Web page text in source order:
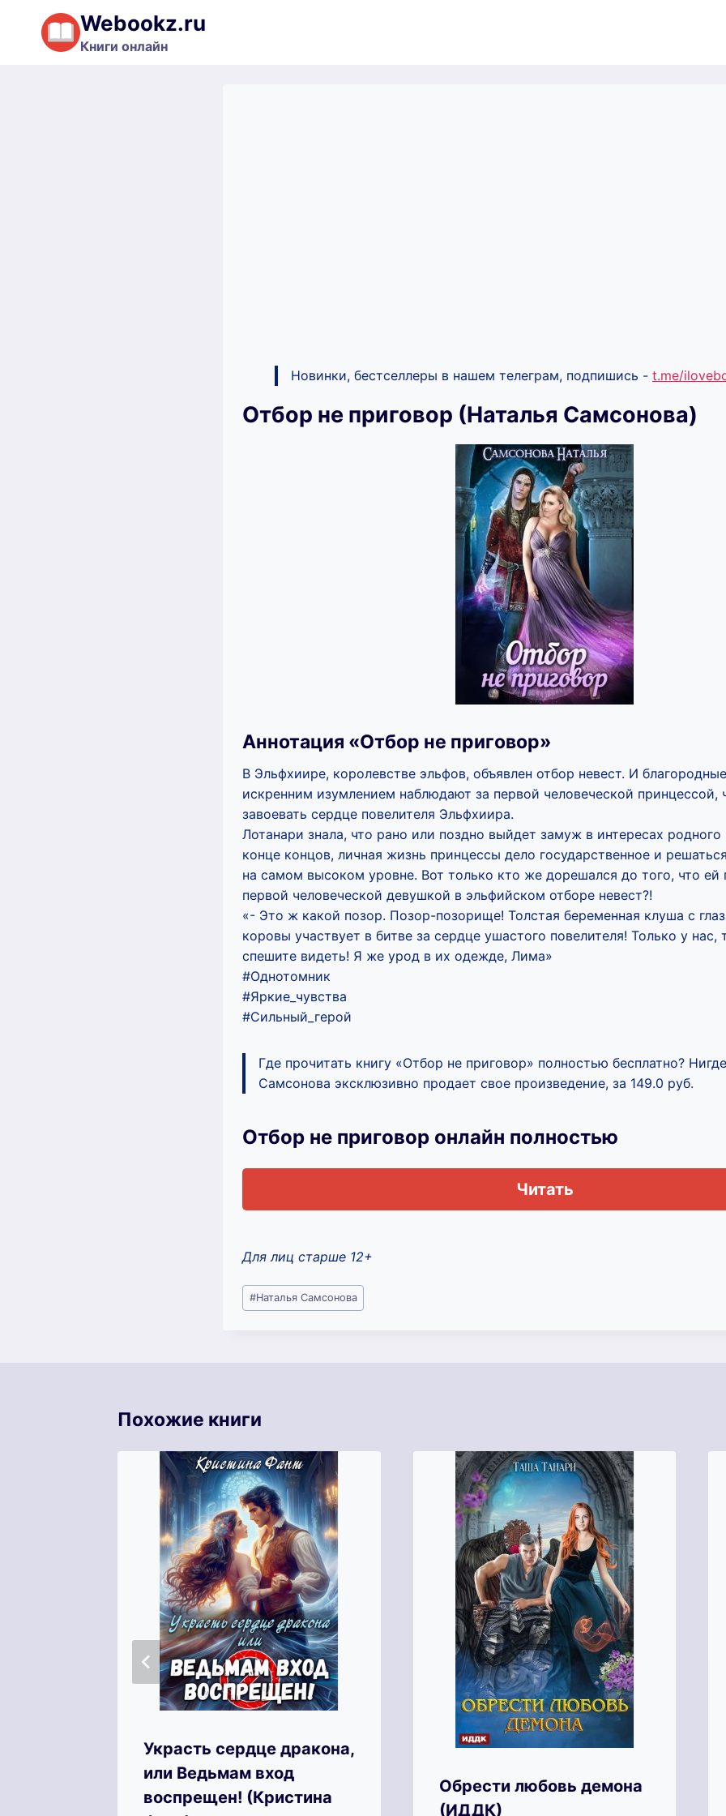
Перейти
содержимому
Webookz.ru
Книги онлайн
Новинки, бестселлеры в нашем телеграм, подпишись - t.me/
Отбор не приговор (Наталья Самсонова)
Аннотация «Отбор не приговор»
В Эльфхиире, королевстве эльфов, объявлен отбор невест. И
искренним изумлением наблюдают за первой человеческой принцессой,
завоевать сердце повелителя Эльфхиира.
Лотанари знала, что рано или поздно выйдет замуж в интересах родного
конце концов, личная жизнь принцессы дело государственное и
на самом высоком уровне. Вот только кто же дорешался до того, что ей
первой человеческой девушкой в эльфийском отборе невест?!
«- Это ж какой позор. Позор-позорище! Толстая беременная клуша с
коровы участвует в битве за сердце ушастого повелителя! Только у нас,
спешите видеть! Я же урод в их одежде, Лима»
#Однотомник
#Яркие_чувства
#Сильный_герой
Где прочитать книгу «Отбор не приговор» полностью бесплатно?
Самсонова эксклюзивно продает свое произведение, за 149.0 руб.
Отбор не приговор онлайн полностью
Читать
Для лиц старше 12+
Метки
записи:
#Наталья Самсонова
Похожие книги
Украсть сердце дракона,
или Ведьмам вход
воспрещен! (Кристина
Обрести любовь демона
(ИДДК)